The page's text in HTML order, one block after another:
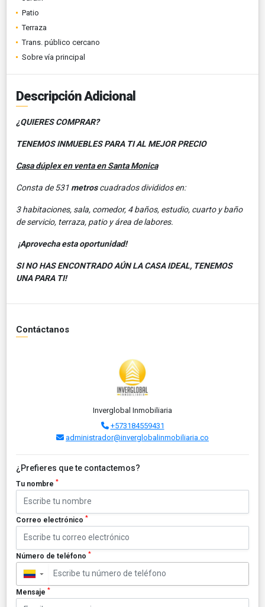
Patio
Terraza
Trans. público cercano
Sobre vía principal
Descripción Adicional
¿QUIERES COMPRAR?
TENEMOS INMUEBLES PARA TI AL MEJOR PRECIO
Casa dúplex en venta en Santa Monica
Consta de 531 metroscuadrados divididos en:
3 habitaciones, sala, comedor, 4 baños, estudio, cuarto y baño
de servicio, terraza, patio y área de labores.
¡Aprovecha esta oportunidad!
SI NO HAS ENCONTRADO AÚN LA CASA IDEAL, TENEMOS
UNA PARA TI!
Contáctanos
Inverglobal Inmobiliaria
+573184559431
administrador@inverglobalinmobiliaria.co
¿Prefieres que te contactemos?
Tu nombre *
Correo electrónico *
Número de teléfono *
▼
Mensaje *